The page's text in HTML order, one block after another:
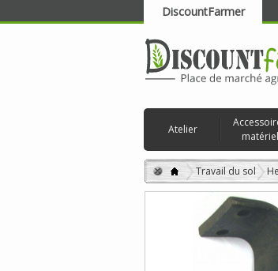
DiscountFarmer
RECHERCHER
Atelier
matériel
Travail du sol